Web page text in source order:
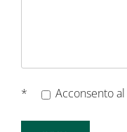
* Acconsento al